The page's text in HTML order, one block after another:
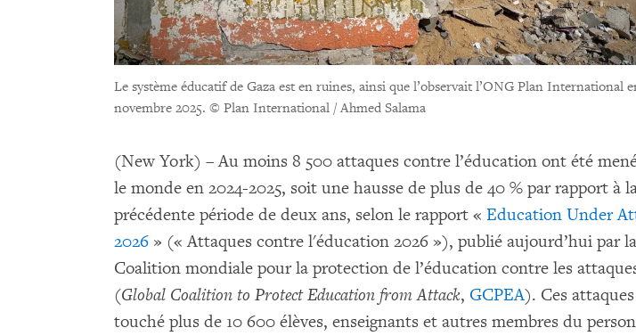
Le système éducatif de Gaza est en ruines, ainsi que l’observait l’ONG Plan International
novembre 2025. © Plan International / Ahmed Salama
(New York) – Au moins 8 500 attaques contre l’éducation ont été
le monde en 2024-2025, soit une hausse de plus de 40 % par rapport à
précédente période de deux ans, selon le rapport « Education Under
2026 » (« Attaques contre l'éducation 2026 »), publié aujourd’hui par la
Coalition mondiale pour la protection de l’éducation contre les
(Global Coalition to Protect Education from Attack, GCPEA). Ces
touché plus de 10 600 élèves, enseignants et autres membres du